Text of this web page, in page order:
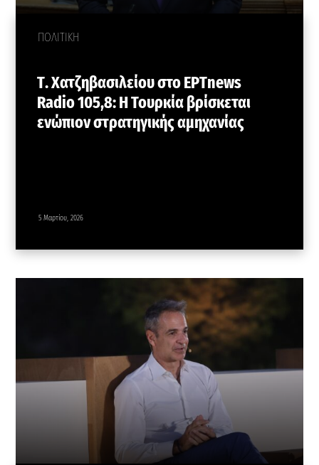
ΠΟΛΙΤΙΚΗ
Τ. Χατζηβασιλείου στο ΕΡΤnews
Radio 105,8: Η Τουρκία βρίσκεται
ενώπιον στρατηγικής αμηχανίας
5 Μαρτίου, 2026